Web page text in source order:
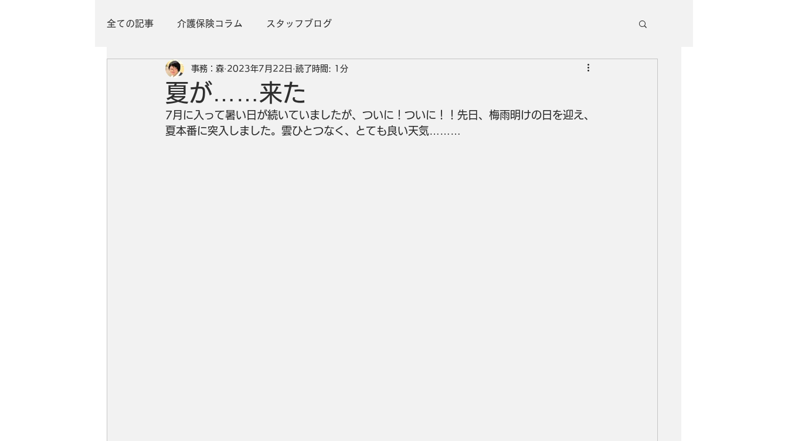
全ての記事 介護保険コラム スタッフブログ
夏が……来た
事務：森 2023年7月22日 読了時間: 1分
7月に入って暑い日が続いていましたが、ついに！ついに！！先日、梅雨明けの日を迎え、
夏本番に突入しました。雲ひとつなく、とても良い天気………